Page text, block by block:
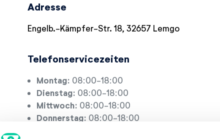
Adresse
Engelb.-Kämpfer-Str. 18, 32657 Lemgo
Telefonservicezeiten
Montag: 08:00-18:00
Dienstag: 08:00-18:00
Mittwoch: 08:00-18:00
Donnerstag: 08:00-18:00